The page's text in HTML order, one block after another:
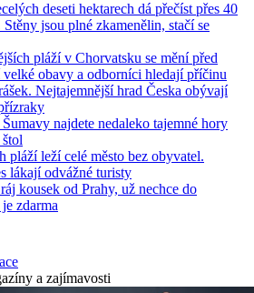
deseti hektarech dá přečíst přes 40
jsou plné zkamenělin, stačí se
pláží v Chorvatsku se mění před
obavy a odborníci hledají příčinu
Nejtajemnější hrad Česka obývají
najdete nedaleko tajemné hory
pláží leží celé město bez obyvatel.
lákají odvážné turisty
kousek od Prahy, už nechce do
zdarma
a zajímavosti